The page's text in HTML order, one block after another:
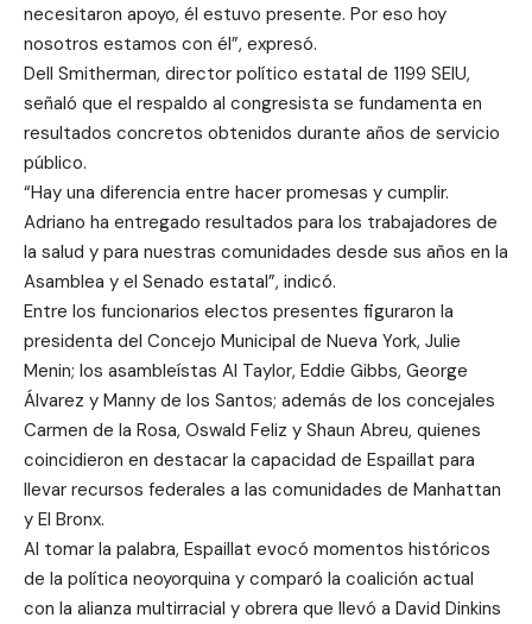
necesitaron apoyo, él estuvo presente. Por eso hoy
nosotros estamos con él”, expresó.
Dell Smitherman, director político estatal de 1199 SEIU,
señaló que el respaldo al congresista se fundamenta en
resultados concretos obtenidos durante años de servicio
público.
“Hay una diferencia entre hacer promesas y cumplir.
Adriano ha entregado resultados para los trabajadores de
la salud y para nuestras comunidades desde sus años en la
Asamblea y el Senado estatal”, indicó.
Entre los funcionarios electos presentes figuraron la
presidenta del Concejo Municipal de Nueva York, Julie
Menin; los asambleístas Al Taylor, Eddie Gibbs, George
Álvarez y Manny de los Santos; además de los concejales
Carmen de la Rosa, Oswald Feliz y Shaun Abreu, quienes
coincidieron en destacar la capacidad de Espaillat para
llevar recursos federales a las comunidades de Manhattan
y El Bronx.
Al tomar la palabra, Espaillat evocó momentos históricos
de la política neoyorquina y comparó la coalición actual
con la alianza multirracial y obrera que llevó a David Dinkins